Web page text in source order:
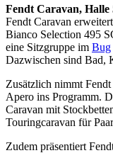
Fendt Caravan, Halle
Fendt Caravan
Bianco Selection 495
eine Sitzgruppe im Bug
Dazwischen sind Bad,
Zusätzlich nimmt Fendt
Apero ins Programm.
Caravan mit
Touringcaravan für
Zudem präsentiert